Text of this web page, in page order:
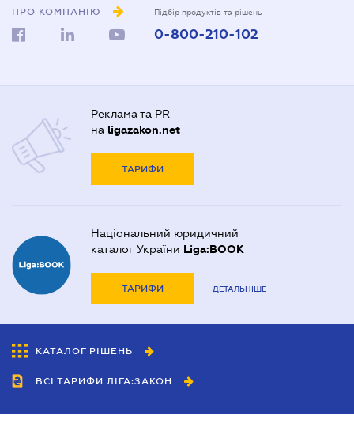
ПРО КОМПАНІЮ Підбір продуктів та рішень
0-800-210-102
Реклама та PR
на ligazakon.net
ТАРИФИ
Національний юридичний
каталог України Liga:BOOK
ТАРИФИ ДЕТАЛЬНІШЕ
КАТАЛОГ РІШЕНЬ
ВСІ ТАРИФИ ЛІГА:ЗАКОН